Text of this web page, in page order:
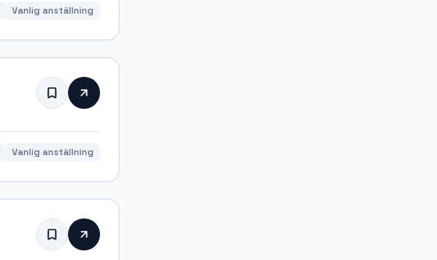
Vanlig anställning
Vanlig anställning